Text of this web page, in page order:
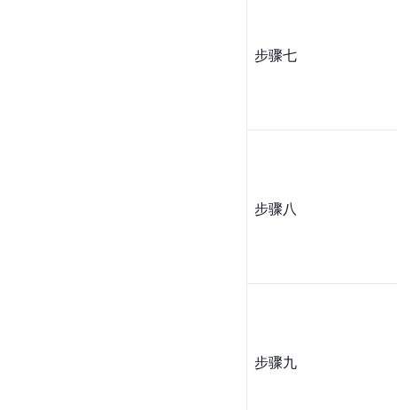
步骤七
步骤八
步骤九